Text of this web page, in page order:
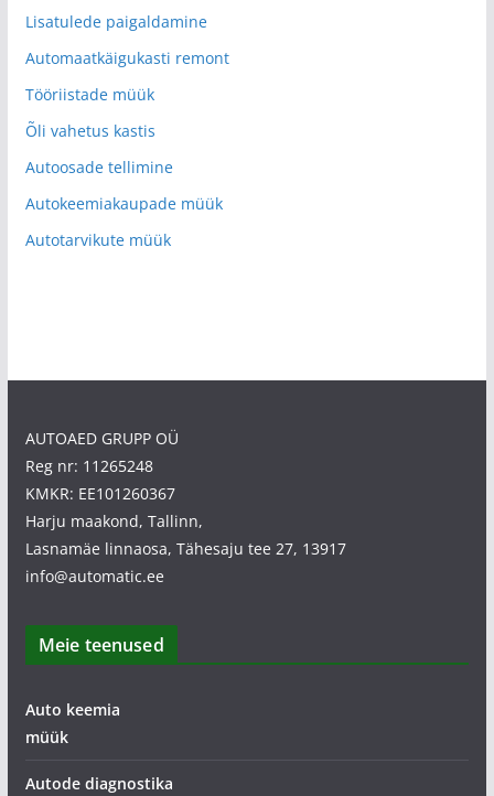
Lisatulede paigaldamine
Automaatkäigukasti remont
Tööriistade müük
Õli vahetus kastis
Autoosade tellimine
Autokeemiakaupade müük
Autotarvikute müük
AUTOAED GRUPP OÜ
Reg nr: 11265248
KMKR: EE101260367
Harju maakond, Tallinn,
Lasnamäe linnaosa, Tähesaju tee 27, 13917
info@automatic.ee
Meie teenused
Auto keemia
müük
Autode diagnostika